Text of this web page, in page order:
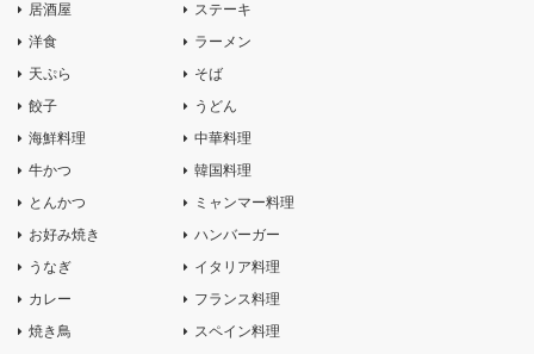
居酒屋
洋食
天ぷら
餃子
海鮮料理
牛かつ
とんかつ
お好み焼き
うなぎ
カレー
焼き鳥
ステーキ
ラーメン
そば
うどん
中華料理
韓国料理
ミャンマー料理
ハンバーガー
イタリア料理
フランス料理
スペイン料理